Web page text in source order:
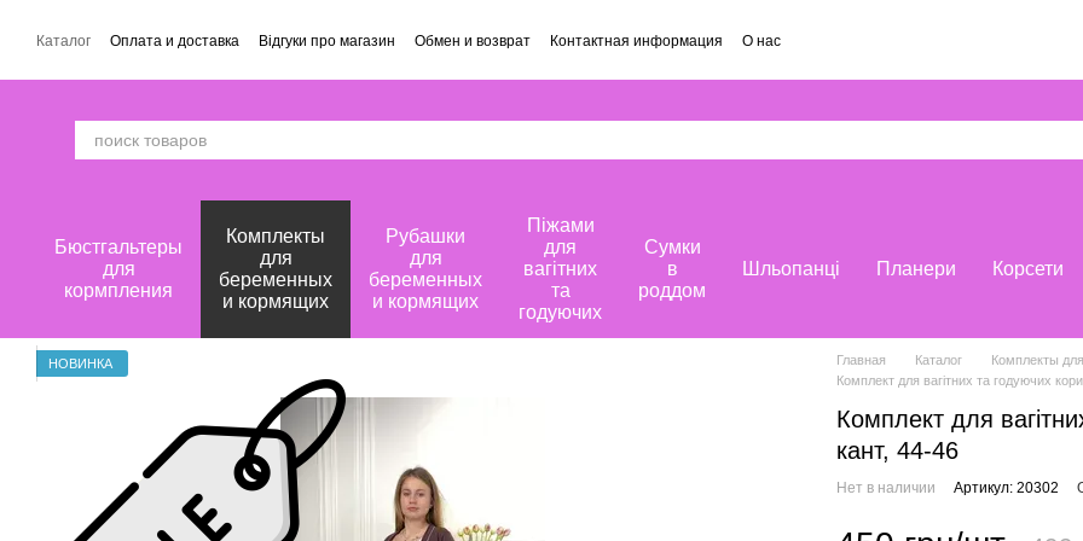
Каталог Оплата и доставка Відгуки про магазин Обмен и возврат Контактная информация О нас
Бюстгальтеры
для
кормпления
Комплекты
для
беременных
и кормящих
Рубашки
для
беременных
и кормящих
Піжами
для
вагітних
та
годуючих
Сумки
в
роддом
Шльопанці Планери Корсети
НОВИНКА Главная Каталог
Комплекты
Комплект для вагітних та годуючих
Комплект для
кант, 44-46
Нет в наличии Артикул: 20302